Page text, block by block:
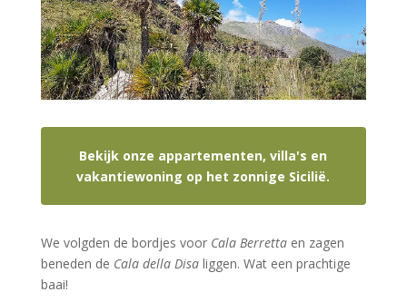
Bekijk onze appartementen, villa's en
vakantiewoning op het zonnige Sicilië.
We volgden de bordjes voor Cala Berrettaen zagen
beneden de Cala della Disaliggen. Wat een prachtige
baai!